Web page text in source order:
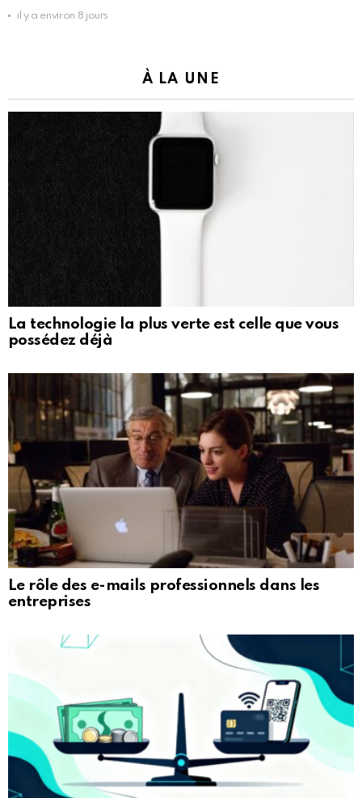
il y a environ 8 jours
À LA UNE
La technologie la plus verte est celle que vous
possédez déjà
Le rôle des e-mails professionnels dans les
entreprises